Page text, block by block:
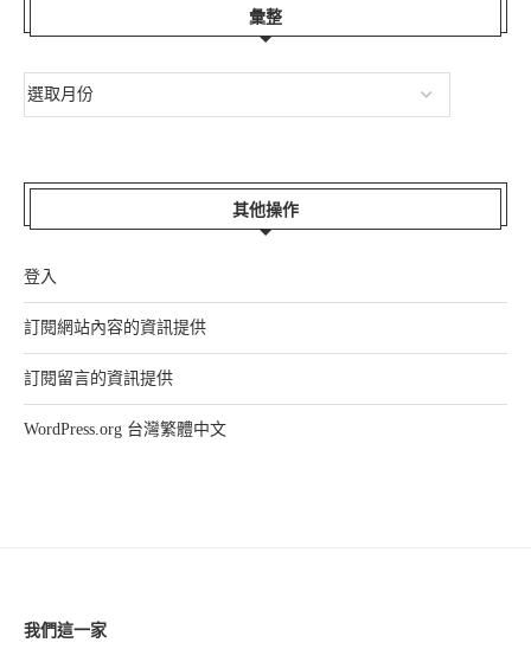
彙整
其他操作
登入
訂閱網站內容的資訊提供
訂閱留言的資訊提供
WordPress.org 台灣繁體中文
我們這一家